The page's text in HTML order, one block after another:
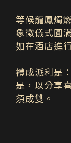
等候龍鳳燭
象徵儀式圓
如在酒店進
禮成派利是
是，以分享
須成雙。